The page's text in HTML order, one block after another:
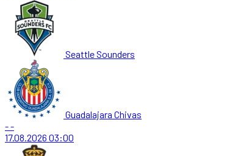
Seattle Sounders
Guadalajara Chivas
--
17.08.2026 03:00